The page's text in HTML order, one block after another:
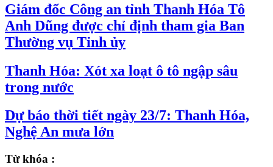
Giám đốc Công an tỉnh Thanh Hóa Tô
Anh Dũng được chỉ định tham gia Ban
Thường vụ Tỉnh ủy
Thanh Hóa: Xót xa loạt ô tô ngập sâu
trong nước
Dự báo thời tiết ngày 23/7: Thanh Hóa,
Nghệ An mưa lớn
Từ khóa :